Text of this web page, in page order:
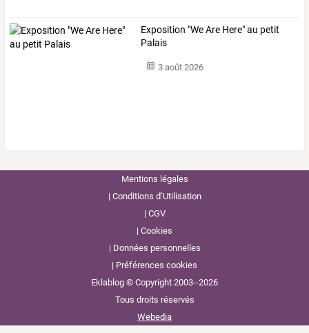
Exposition "We Are Here" au petit
Palais
3 août 2026
Mentions légales
Conditions d’Utilisation
CGV
Cookies
Données personnelles
Préférences cookies
Eklablog © Copyright 2003--2026
Tous droits réservés
Webedia